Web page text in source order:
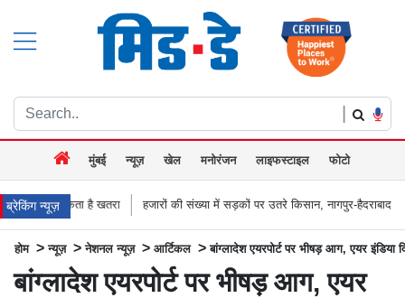
|
मुंबई न्यूज़ खेल मनोरंजन लाइफस्टाइल फोटो
ब्रेकिंग न्यूज़
खतरा हजारों की संख्या में सड़कों पर उतरे किसान, नागपुर-हैदराबाद राजमार्ग किया जाम,
होम >न्यूज़ >नेशनल न्यूज़ > आर्टिकल >बांग्लादेश एयरपोर्ट पर भीषड़ आग, एयर इंडिया
बांग्लादेश एयरपोर्ट पर भीषड़ आग, एयर